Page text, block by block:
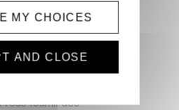
la tranquillité
en confiant vos
techniques et devis
vous fournir des
MY CHOICES
AND CLOSE